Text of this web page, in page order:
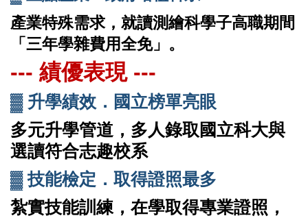
產業特殊需求，就讀測繪科學子高職期間
「三年學雜費用全免」。
--- 績優表現 ---
▓ 升學績效．國立榜單亮眼
多元升學管道，多人錄取國立科大與
選讀符合志趣校系
▓技能檢定．取得證照最多
紮實技能訓練，在學取得專業證照，